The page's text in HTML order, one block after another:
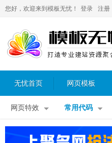
您好，欢迎来到模板无忧！ 登录 注册
无忧首页 网页模板
网页特效 常用代码